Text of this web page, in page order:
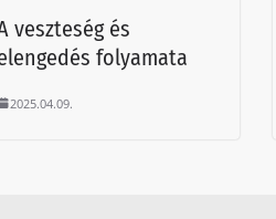
veszteség és
folyamata
2025.04.09.